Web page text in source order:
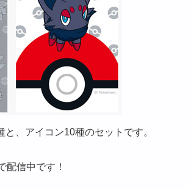
と、アイコン10種のセットです。
配信中です！